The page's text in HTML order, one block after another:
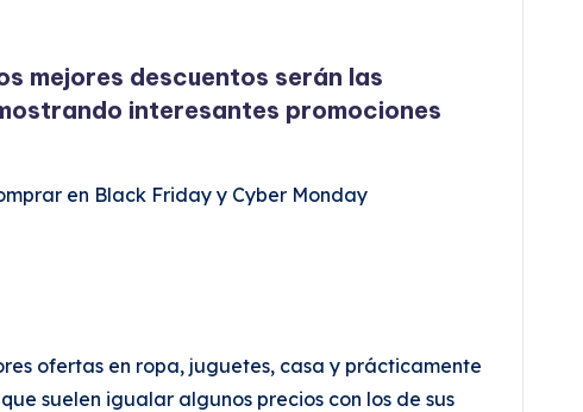
mejores descuentos serán las
interesantes promociones
en Black Friday y Cyber Monday
ofertas en ropa, juguetes, casa y prácticamente
suelen igualar algunos precios con los de sus